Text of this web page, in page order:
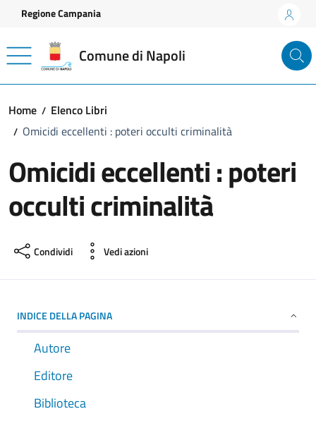
Vai ai contenuti
Vai al footer
Regione Campania
Comune di Napoli
Home
Elenco Libri
Omicidi eccellenti : poteri occulti criminalità
Omicidi eccellenti : poteri
occulti criminalità
Condividi Vedi azioni
INDICE DELLA PAGINA
Autore
Editore
Biblioteca